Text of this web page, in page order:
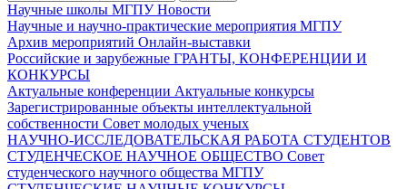
Научные школы МГПУНовости
Научные и научно-практические мероприятия МГПУ
Архив мероприятий Онлайн-выставки
Российские и зарубежные ГРАНТЫ, КОНФЕРЕНЦИИ И
КОНКУРСЫ
Актуальные конференции Актуальные конкурсы
Зарегистрированные объекты интеллектуальной
собственности Совет молодых ученых
НАУЧНО-ИССЛЕДОВАТЕЛЬСКАЯ РАБОТА СТУДЕНТОВ
СТУДЕНЧЕСКОЕ НАУЧНОЕ ОБЩЕСТВО Совет
студенческого научного общества МГПУ